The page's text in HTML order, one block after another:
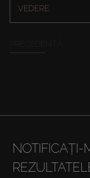
Cumpărați
About Us
VEDERE
NOTIFICAȚI-